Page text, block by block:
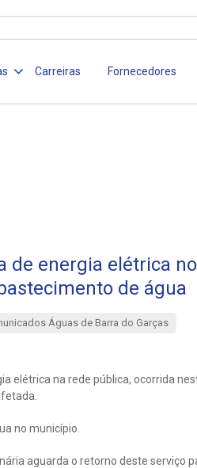
Carreiras Fornecedores
de energia elétrica
de água
Águas de Barra do Garças
elétrica na rede pública, ocorrida
no município.
aguarda o retorno deste serviço